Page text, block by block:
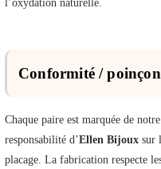
l’oxydation naturelle.
Conformité / poinçon
Chaque paire est marquée de notre
responsabilité d’Ellen Bijoux sur
placage. La fabrication respecte